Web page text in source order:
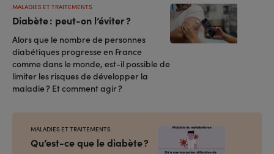
Diabète : peut-on l’éviter ?
MALADIES ET TRAITEMENTS
Alors que le nombre de personnes
diabétiques progresse en France
comme dans le monde, est-il possible de
limiter les risques de développer la
maladie ? Et comment agir ?
Qu’est-ce que le diabète ?
MALADIES ET TRAITEMENTS